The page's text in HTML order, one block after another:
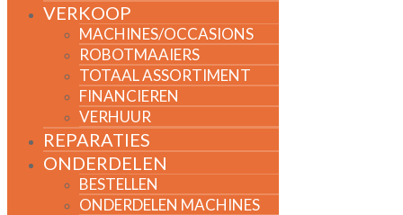
VERKOOP
MACHINES/OCCASIONS
ROBOTMAAIERS
TOTAAL ASSORTIMENT
FINANCIEREN
VERHUUR
REPARATIES
ONDERDELEN
BESTELLEN
ONDERDELEN MACHINES